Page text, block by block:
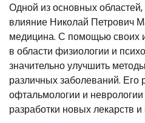
Одной из основных
влияние Николай Петрович
медицина. С помощью своих
в области физиологии и
значительно улучшить
различных заболеваний. Его
офтальмологии и
разработки новых лекарств